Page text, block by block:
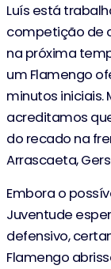
Luís está
competição de
na próxima
um Flamengo
minutos iniciais.
acreditamos
do recado na
Arrascaeta,
Embora o
Juventude
defensivo,
Flamengo